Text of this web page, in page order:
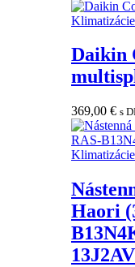
Klimatizácie
Daikin
369,00 € s
Klimatizácie
Haori